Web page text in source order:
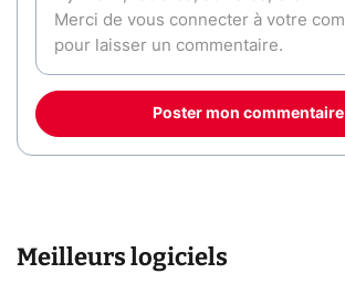
Poster mon commentaire
Meilleurs logiciels